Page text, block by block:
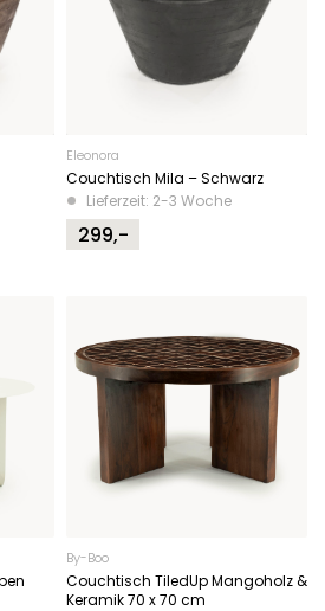
Eleonora
Couchtisch Mila – Schwarz
Lieferzeit: 2-3 Woche
299,-
By-Boo
Couchtisch TiledUp Mangoholz &
Keramik 70 x 70 cm